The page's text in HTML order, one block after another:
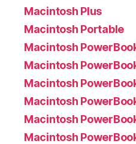
Macintosh Plus
Macintosh Portable
Macintosh
Macintosh
Macintosh
Macintosh
Macintosh
Macintosh